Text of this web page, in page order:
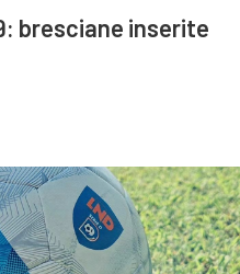
bresciane inserite